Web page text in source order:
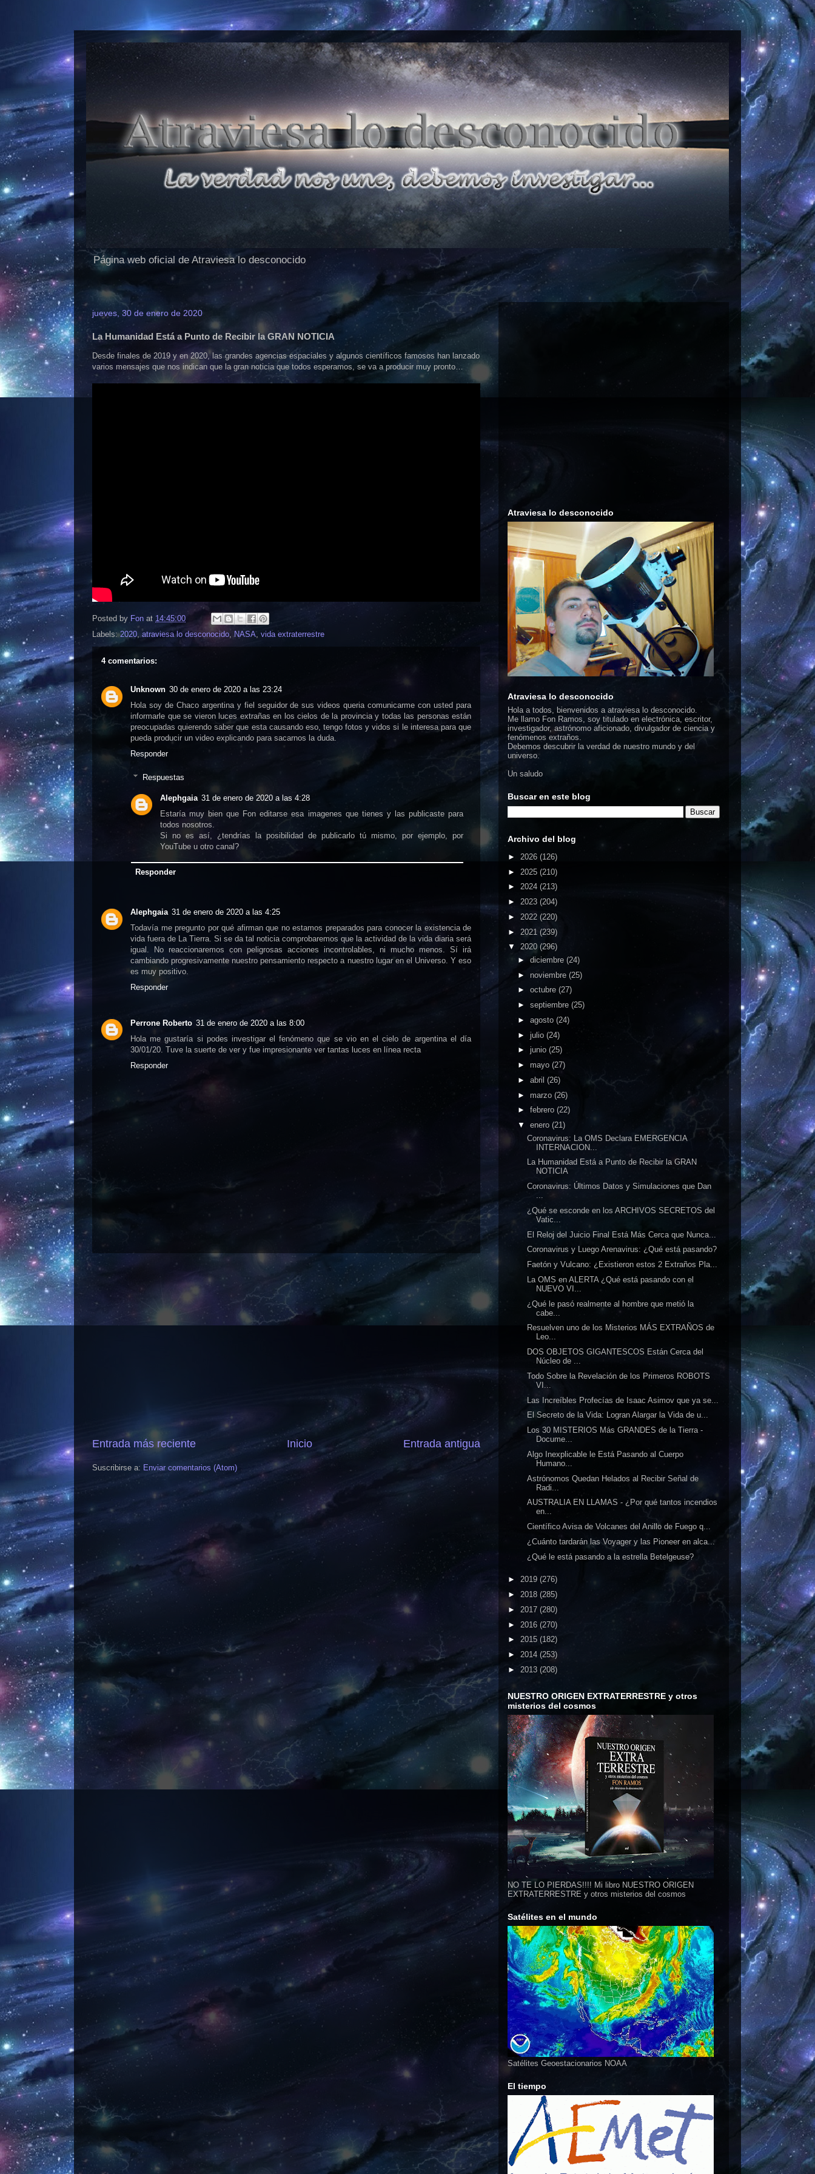
Página web oficial de Atraviesa lo desconocido
jueves, 30 de enero de 2020
La Humanidad Está a Punto de Recibir la GRAN NOTICIA
Desde finales de 2019 y en 2020, las grandes agencias espaciales y algunos científicos famosos han lanzado
varios mensajes que nos indican que la gran noticia que todos esperamos, se va a producir muy pronto…
Posted by Fon at 14:45:00
Labels:2020, atraviesa lo desconocido,NASA, vida extraterrestre
4 comentarios:
Unknown 30 de enero de 2020 a las 23:24
Hola soy de Chaco argentina y fiel seguidor de sus videos queria comunicarme con usted para
informarle que se vieron luces extrañas en los cielos de la provincia y todas las personas están
preocupadas quierendo saber que esta causando eso, tengo fotos y vidos si le interesa para que
pueda producir un video explicando para sacarnos la duda.
Responder
Respuestas
Alephgaia 31 de enero de 2020 a las 4:28
Estaría muy bien que Fon editarse esa imagenes que tienes y las publicaste para
todos nosotros.
Si no es así, ¿tendrías la posibilidad de publicarlo tú mismo, por ejemplo, por
YouTube u otro canal?
Responder
Alephgaia 31 de enero de 2020 a las 4:25
Todavía me pregunto por qué afirman que no estamos preparados para conocer la existencia de
vida fuera de La Tierra. Si se da tal noticia comprobaremos que la actividad de la vida diaria será
igual. No reaccionaremos con peligrosas acciones incontrolables, ni mucho menos. Sí irá
cambiando progresivamente nuestro pensamiento respecto a nuestro lugar en el Universo. Y eso
es muy positivo.
Responder
Perrone Roberto 31 de enero de 2020 a las 8:00
Hola me gustaría si podes investigar el fenómeno que se vio en el cielo de argentina el día
30/01/20. Tuve la suerte de ver y fue impresionante ver tantas luces en línea recta
Responder
Entrada más reciente Entrada antigua
Inicio
Suscribirse a: Enviar comentarios (Atom)
Atraviesa lo desconocido
Atraviesa lo desconocido
Hola a todos, bienvenidos a atraviesa lo desconocido.
Me llamo Fon Ramos, soy titulado en electrónica, escritor,
investigador, astrónomo aficionado, divulgador de ciencia y
fenómenos extraños.
Debemos descubrir la verdad de nuestro mundo y del
universo.
Un saludo
Buscar en este blog
Archivo del blog
► 2026 (126)
► 2025 (210)
► 2024 (213)
► 2023 (204)
► 2022 (220)
► 2021 (239)
▼ 2020 (296)
► diciembre (24)
► noviembre (25)
► octubre (27)
► septiembre (25)
► agosto (24)
► julio (24)
► junio (25)
► mayo (27)
► abril (26)
► marzo (26)
► febrero (22)
▼ enero (21)
Coronavirus: La OMS Declara EMERGENCIA
INTERNACION...
La Humanidad Está a Punto de Recibir la GRAN
NOTICIA
Coronavirus: Últimos Datos y Simulaciones que Dan
...
¿Qué se esconde en los ARCHIVOS SECRETOS del
Vatic...
El Reloj del Juicio Final Está Más Cerca que Nunca...
Coronavirus y Luego Arenavirus: ¿Qué está pasando?
Faetón y Vulcano: ¿Existieron estos 2 Extraños Pla...
La OMS en ALERTA ¿Qué está pasando con el
NUEVO VI...
¿Qué le pasó realmente al hombre que metió la
cabe...
Resuelven uno de los Misterios MÁS EXTRAÑOS de
Leo...
DOS OBJETOS GIGANTESCOS Están Cerca del
Núcleo de ...
Todo Sobre la Revelación de los Primeros ROBOTS
VI...
Las Increíbles Profecías de Isaac Asimov que ya se...
El Secreto de la Vida: Logran Alargar la Vida de u...
Los 30 MISTERIOS Más GRANDES de la Tierra -
Docume...
Algo Inexplicable le Está Pasando al Cuerpo
Humano...
Astrónomos Quedan Helados al Recibir Señal de
Radi...
AUSTRALIA EN LLAMAS - ¿Por qué tantos incendios
en...
Científico Avisa de Volcanes del Anillo de Fuego q...
¿Cuánto tardarán las Voyager y las Pioneer en alca...
¿Qué le está pasando a la estrella Betelgeuse?
► 2019 (276)
► 2018 (285)
► 2017 (280)
► 2016 (270)
► 2015 (182)
► 2014 (253)
► 2013 (208)
NUESTRO ORIGEN EXTRATERRESTRE y otros
misterios del cosmos
NO TE LO PIERDAS!!!! Mi libro NUESTRO ORIGEN
EXTRATERRESTRE y otros misterios del cosmos
Satélites en el mundo
Satélites Geoestacionarios NOAA
El tiempo